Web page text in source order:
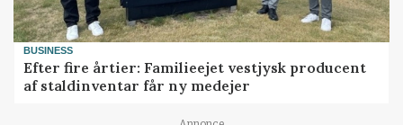
BUSINESS
Efter fire årtier: Familieejet vestjysk producent
af staldinventar får ny medejer